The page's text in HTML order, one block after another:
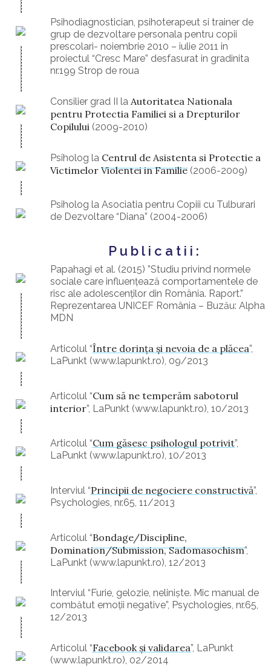
Psihodiagnostician, psihoterapeut si trainer de
grup de dezvoltare personala pentru copii
prescolari- noiembrie 2010 – iulie 2011 in
proiectul “Cresc Mare” desfasurat in gradinita
nr.199 Strop de roua
Consilier grad II la Autoritatea Nationala
pentru Protectia Familiei si a Drepturilor
Copilului (2009-2010)
Psiholog la Centrul de Asistenta si Protectie a
Victimelor Violentei in Familie (2006-2009)
Psiholog la Asociatia pentru Copiii cu Tulburari
de Dezvoltare “Diana” (2004-2006)
Publicatii:
Papahagi et al. (2015) ”Studiu privind normele
sociale care influențează comportamentele de
risc ale adolescenților din România. Raport.”
Reprezentarea UNICEF România – Buzău: Alpha
MDN
Articolul “Între dorinţa şi nevoia de a plăcea”,
LaPunkt (www.lapunkt.ro), 09/2013
Articolul “Cum să ne temperăm sabotorul
interior”, LaPunkt (www.lapunkt.ro), 10/2013
Articolul “Cum găsesc psihologul potrivit”,
LaPunkt (www.lapunkt.ro), 10/2013
Interviul “Principii de negociere constructivă”,
Psychologies, nr.65, 11/2013
Articolul “Bondage/Discipline,
Domination/Submission, Sadomasochism”,
LaPunkt (www.lapunkt.ro), 12/2013
Interviul “Furie, gelozie, nelinişte. Mic manual de
combătut emoţii negative”, Psychologies, nr.65,
12/2013
Articolul “Facebook şi validarea”, LaPunkt
(www.lapunkt.ro), 02/2014